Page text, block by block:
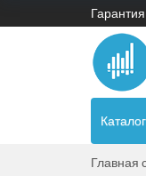
Каталог
Главная